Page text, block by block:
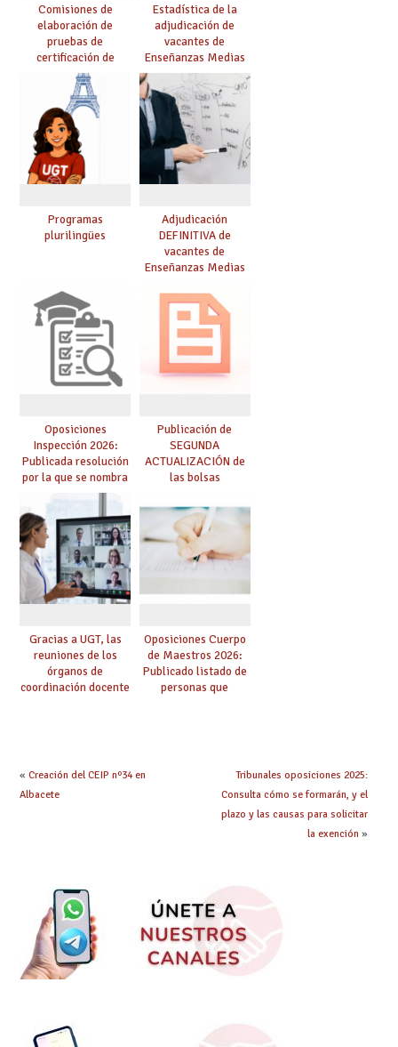
Comisiones de
elaboración de
pruebas de
certificación de
competencia
lingüística: publicada
resolución definitiva
Estadística de la
adjudicación de
vacantes de
Enseñanzas Medias
para el curso 26/27
Programas
plurilingües
Adjudicación
DEFINITIVA de
vacantes de
Enseñanzas Medias
Oposiciones
Inspección 2026:
Publicada resolución
por la que se nombra
funcionarios/as en
prácticas, se regulan
dichas prácticas y se
convoca acto público
de adjudicación
Publicación de
SEGUNDA
ACTUALIZACIÓN de
las bolsas
Cuerpo de Maestros
de especialidades
convocadas a
oposición
Gracias a UGT, las
reuniones de los
órganos de
coordinación docente
centro
Oposiciones Cuerpo
de Maestros 2026:
Publicado listado de
personas que
« Creación del CEIP nº34 en
Albacete
Tribunales oposiciones 2025:
Consulta cómo se formarán, y el
plazo y las causas para solicitar
la exención »